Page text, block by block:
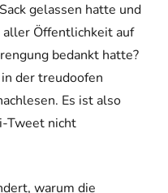
gelassen hatte und
aller Öffentlichkeit auf
bedankt hatte?
der treudoofen
Es ist also
Tweet nicht
warum die